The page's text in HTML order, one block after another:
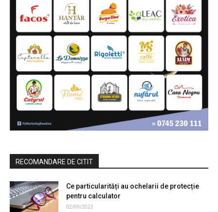
RECOMANDARE DE CITIT
Ce particularități au ochelarii de protecție
pentru calculator
02/09/2022